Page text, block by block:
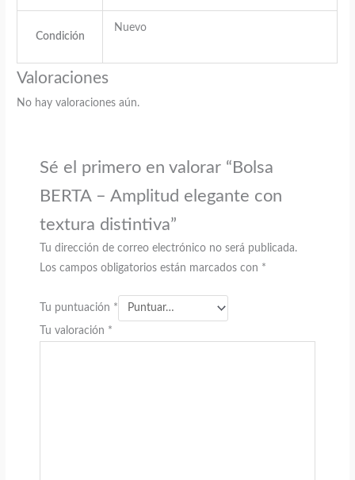
Condición
Nuevo
Valoraciones
No hay valoraciones aún.
Sé el primero en valorar “Bolsa
BERTA – Amplitud elegante con
textura distintiva”
Tu dirección de correo electrónico no será publicada.
Los campos obligatorios están marcados con *
Tu puntuación *
Tu valoración *